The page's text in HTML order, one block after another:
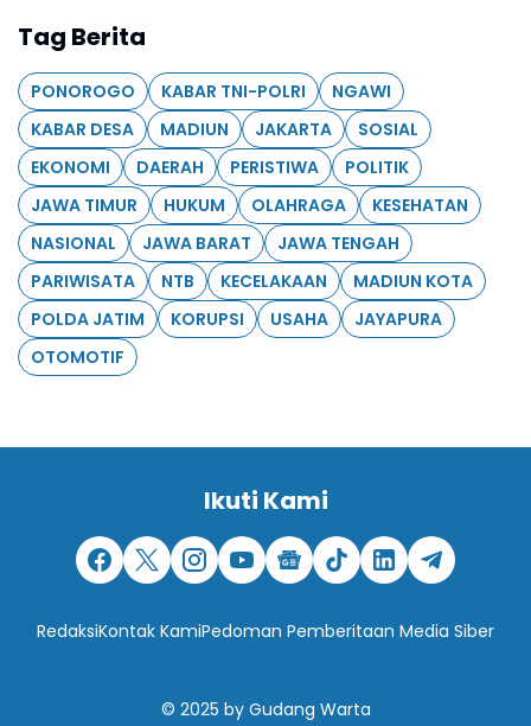
Tag Berita
PONOROGO KABAR TNI-POLRI
NGAWI
KABAR DESA
MADIUN JAKARTA
SOSIAL
EKONOMI
DAERAH PERISTIWA
POLITIK
JAWA TIMUR
HUKUM OLAHRAGA
KESEHATAN
NASIONAL
JAWA BARAT
JAWA TENGAH
PARIWISATA
NTB KECELAKAAN
MADIUN KOTA
POLDA JATIM
KORUPSI USAHA
JAYAPURA
OTOMOTIF
Ikuti Kami
RedaksiKontak KamiPedoman Pemberitaan Media Siber
© 2025 by Gudang Warta